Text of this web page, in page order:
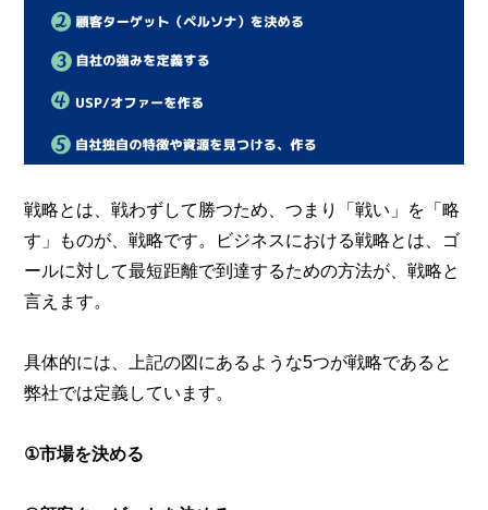
戦略とは、戦わずして勝つため、つまり「戦い」を「略
す」ものが、戦略です。ビジネスにおける戦略とは、ゴ
ールに対して最短距離で到達するための方法が、戦略と
言えます。
具体的には、上記の図にあるような5つが戦略であると
弊社では定義しています。
①市場を決める